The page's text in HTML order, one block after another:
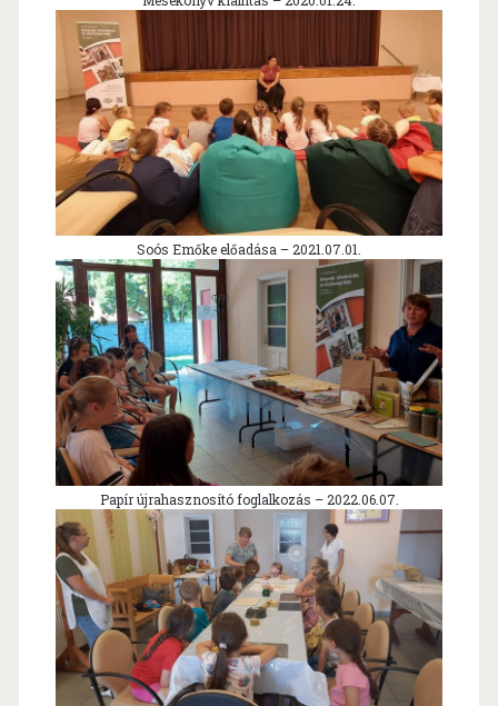
Soós Emőke előadása – 2021.07.01.
Papír újrahasznosító foglalkozás – 2022.06.07.